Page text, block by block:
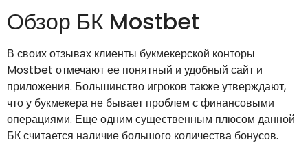
Обзор БК Mostbet
В своих отзывах клиенты букмекерской конторы
Mostbet отмечают ее понятный и удобный сайт и
приложения. Большинство игроков также утверждают,
что у букмекера не бывает проблем с финансовыми
операциями. Еще одним существенным плюсом данной
БК считается наличие большого количества бонусов.